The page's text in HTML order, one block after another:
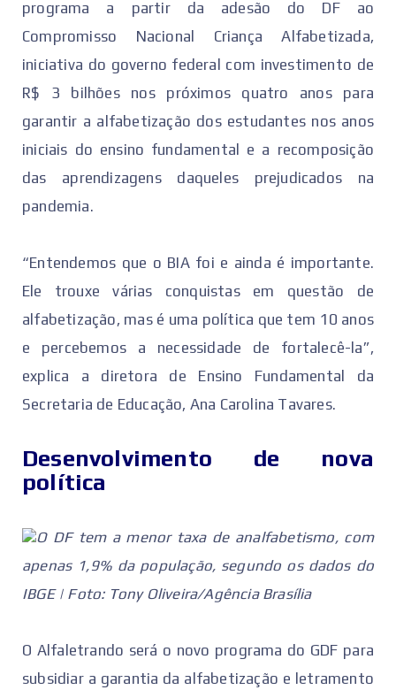
programa a partir da adesão do DF ao
Compromisso Nacional Criança Alfabetizada,
iniciativa do governo federal com investimento de
R$ 3 bilhões nos próximos quatro anos para
garantir a alfabetização dos estudantes nos anos
iniciais do ensino fundamental e a recomposição
das aprendizagens daqueles prejudicados na
pandemia.
“Entendemos que o BIA foi e ainda é importante.
Ele trouxe várias conquistas em questão de
alfabetização, mas é uma política que tem 10 anos
e percebemos a necessidade de fortalecê-la”,
explica a diretora de Ensino Fundamental da
Secretaria de Educação, Ana Carolina Tavares.
Desenvolvimento de nova
política
O DF tem a menor taxa de analfabetismo, com
apenas 1,9% da população, segundo os dados do
IBGE | Foto: Tony Oliveira/Agência Brasília
O Alfaletrando será o novo programa do GDF para
subsidiar a garantia da alfabetização e letramento